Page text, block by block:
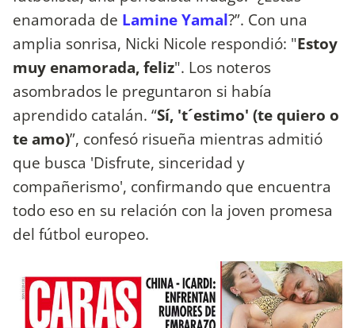
enamorada de Lamine Yamal?”. Con una
amplia sonrisa, Nicki Nicole respondió: "Estoy
muy enamorada, feliz". Los noteros
asombrados le preguntaron si había
aprendido catalán. “Sí, 't´estimo' (te quiero o
te amo)”, confesó risueña mientras admitió
que busca 'Disfrute, sinceridad y
compañerismo', confirmando que encuentra
todo eso en su relación con la joven promesa
del fútbol europeo.